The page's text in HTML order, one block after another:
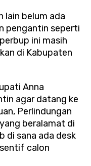
lain belum ada
pengantin seperti
ini masih
di Kabupaten
Anna
agar datang ke
Perlindungan
beralamat di
di sana ada desk
calon